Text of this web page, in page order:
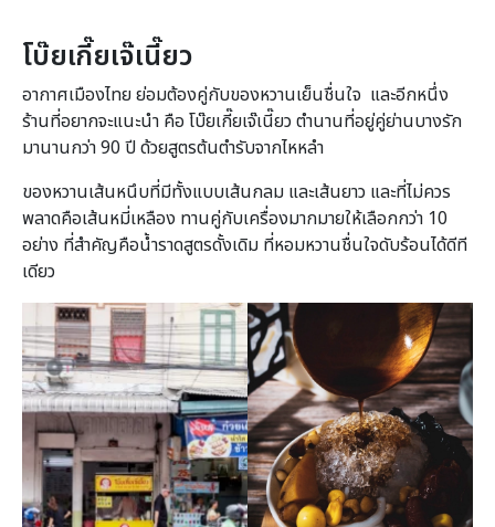
โบ๊ยเกี๊ยเจ๊เนี๊ยว
อากาศเมืองไทย ย่อมต้องคู่กับของหวานเย็นชื่นใจ และอีกหนึ่ง
ร้านที่อยากจะแนะนำ คือ โบ๊ยเกี๊ยเจ๊เนี๊ยว ตำนานที่อยู่คู่ย่านบางรัก
มานานกว่า 90 ปี ด้วยสูตรต้นตำรับจากไหหลำ
ของหวานเส้นหนึบที่มีทั้งแบบเส้นกลม และเส้นยาว และที่ไม่ควร
พลาดคือเส้นหมี่เหลือง ทานคู่กับเครื่องมากมายให้เลือกกว่า 10
อย่าง ที่สำคัญคือน้ำราดสูตรดั้งเดิม ที่หอมหวานชื่นใจดับร้อนได้ดีที
เดียว